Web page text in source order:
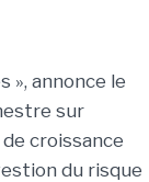
», annonce le
sur
croissance
du risque